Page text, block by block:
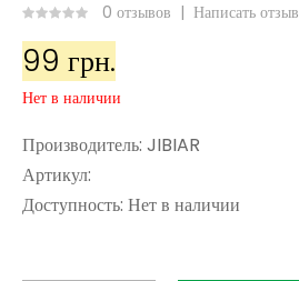
0 отзывов | Написать отзыв
99 грн.
Нет в наличии
Производитель: JIBIAR
Артикул:
Доступность: Нет в наличии